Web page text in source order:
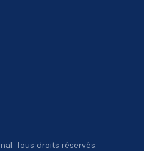
Tous droits réservés.